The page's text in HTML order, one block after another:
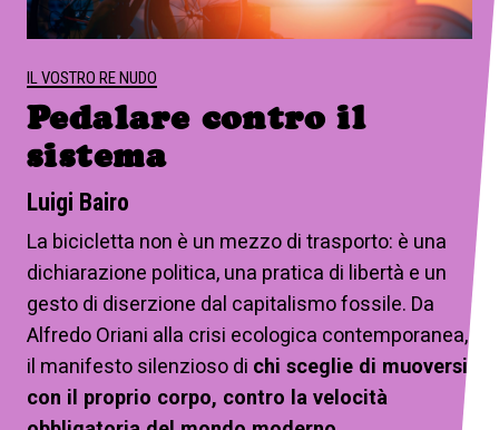
IL VOSTRO RE NUDO
Pedalare contro il
sistema
Luigi Bairo
La bicicletta non è un mezzo di trasporto: è una
dichiarazione politica, una pratica di libertà e un
gesto di diserzione dal capitalismo fossile. Da
Alfredo Oriani alla crisi ecologica contemporanea,
il manifesto silenzioso di chi sceglie di muoversi
con il proprio corpo, contro la velocità